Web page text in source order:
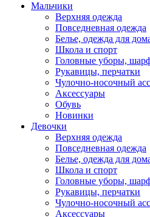
Мальчики
Верхняя одежда
Повседневная одежда
Белье, одежда для
Школа и спорт
Головные уборы,
Рукавицы, перчатки
Чулочно-носочный
Аксессуары
Обувь
Новинки
Девочки
Верхняя одежда
Повседневная одежда
Белье, одежда для
Школа и спорт
Головные уборы,
Рукавицы, перчатки
Чулочно-носочный
Аксессуары